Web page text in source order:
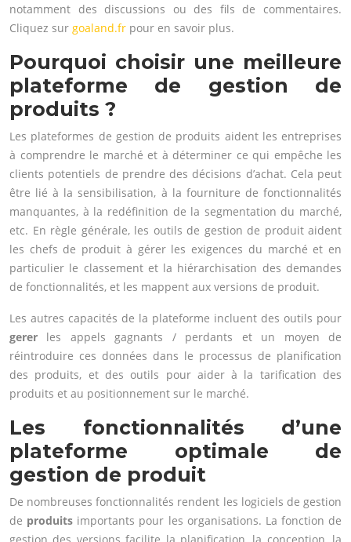
notamment des discussions ou des fils de commentaires.
Cliquez sur goaland.fr pour en savoir plus.
Pourquoi choisir une meilleure
plateforme de gestion de
produits ?
Les plateformes de gestion de produits aident les entreprises
à comprendre le marché et à déterminer ce qui empêche les
clients potentiels de prendre des décisions d’achat. Cela peut
être lié à la sensibilisation, à la fourniture de fonctionnalités
manquantes, à la redéfinition de la segmentation du marché,
etc. En règle générale, les outils de gestion de produit aident
les chefs de produit à gérer les exigences du marché et en
particulier le classement et la hiérarchisation des demandes
de fonctionnalités, et les mappent aux versions de produit.
Les autres capacités de la plateforme incluent des outils pour
gerer les appels gagnants / perdants et un moyen de
réintroduire ces données dans le processus de planification
des produits, et des outils pour aider à la tarification des
produits et au positionnement sur le marché.
Les fonctionnalités d’une
plateforme optimale de
gestion de produit
De nombreuses fonctionnalités rendent les logiciels de gestion
de produits importants pour les organisations. La fonction de